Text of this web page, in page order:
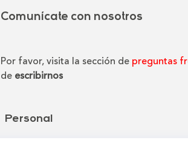
Comunícate con nosotros
Por favor, visita la sección de preguntas
de escribirnos
Personal